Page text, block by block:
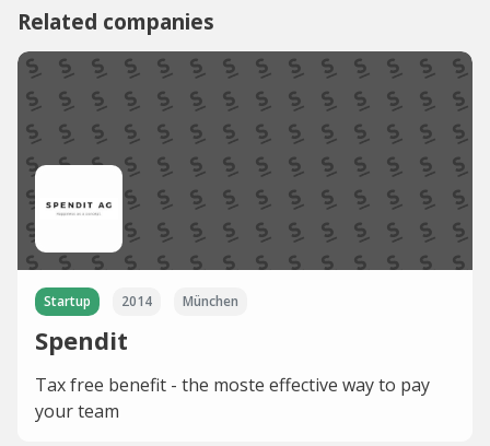
Related companies
Startup 2014 München
Spendit
Tax free benefit - the moste effective way to pay
your team